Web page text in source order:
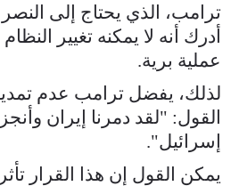
ترامب، الذي يحتاج إلى النصر
أدرك أنه لا يمكنه تغيير
عملية برية.
لذلك، يفضل ترامب عدم
القول: "لقد دمرنا إيران
إسرائيل".
يمكن القول إن هذا القرار